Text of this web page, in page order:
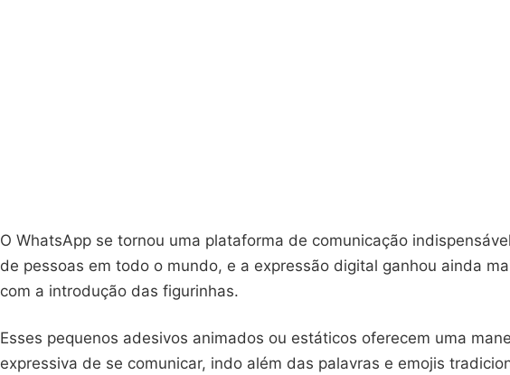
O WhatsApp se tornou uma plataforma de comunicação
de pessoas em todo o mundo, e a expressão digital ganhou ainda
com a introdução das figurinhas.
Esses pequenos adesivos animados ou estáticos oferecem uma
expressiva de se comunicar, indo além das palavras e emojis